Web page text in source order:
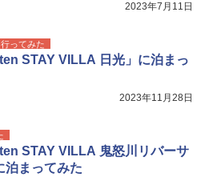
2023年7月11日
行ってみた
STAY VILLA 日光」に泊まっ
2023年11月28日
STAY VILLA 鬼怒川リバーサ
泊まってみた